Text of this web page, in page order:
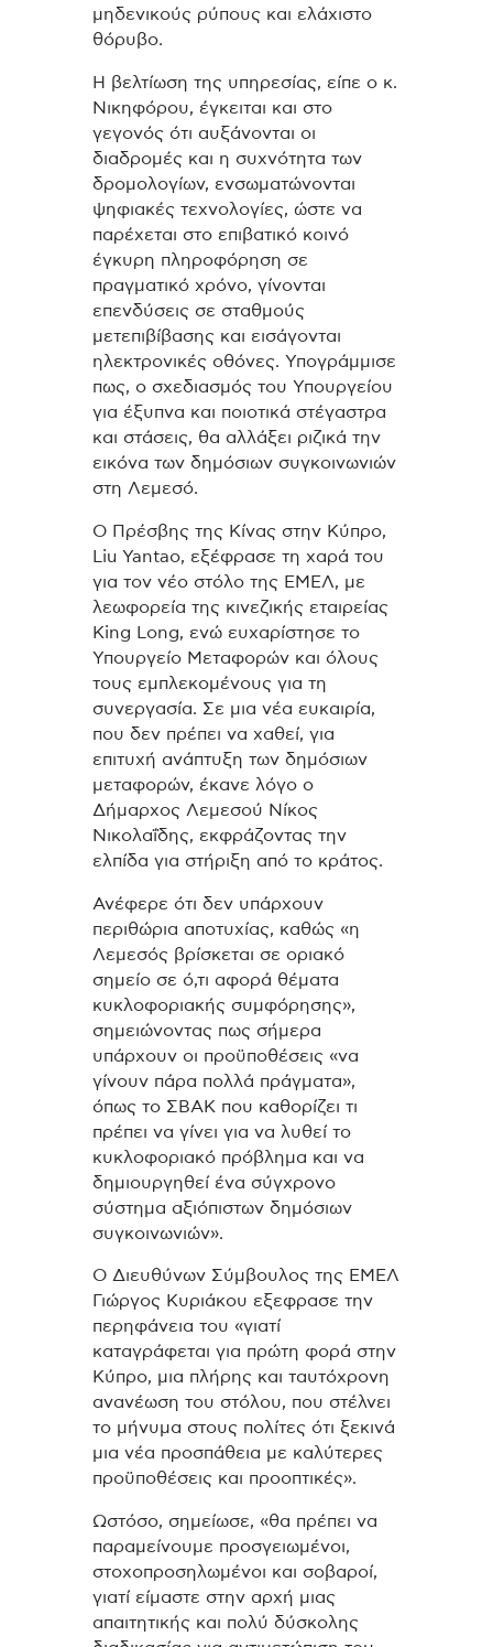
μηδενικούς ρύπους και ελάχιστο
θόρυβο.
Η βελτίωση της υπηρεσίας, είπε ο κ.
Νικηφόρου, έγκειται και στο
γεγονός ότι αυξάνονται οι
διαδρομές και η συχνότητα των
δρομολογίων, ενσωματώνονται
ψηφιακές τεχνολογίες, ώστε να
παρέχεται στο επιβατικό κοινό
έγκυρη πληροφόρηση σε
πραγματικό χρόνο, γίνονται
επενδύσεις σε σταθμούς
μετεπιβίβασης και εισάγονται
ηλεκτρονικές οθόνες. Υπογράμμισε
πως, ο σχεδιασμός του Υπουργείου
για έξυπνα και ποιοτικά στέγαστρα
και στάσεις, θα αλλάξει ριζικά την
εικόνα των δημόσιων συγκοινωνιών
στη Λεμεσό.
Ο Πρέσβης της Κίνας στην Κύπρο,
Liu Yantao, εξέφρασε τη χαρά του
για τον νέο στόλο της ΕΜΕΛ, με
λεωφορεία της κινεζικής εταιρείας
King Long, ενώ ευχαρίστησε το
Υπουργείο Μεταφορών και όλους
τους εμπλεκομένους για τη
συνεργασία. Σε μια νέα ευκαιρία,
που δεν πρέπει να χαθεί, για
επιτυχή ανάπτυξη των δημόσιων
μεταφορών, έκανε λόγο ο
Δήμαρχος Λεμεσού Νίκος
Νικολαΐδης, εκφράζοντας την
ελπίδα για στήριξη από το κράτος.
Ανέφερε ότι δεν υπάρχουν
περιθώρια αποτυχίας, καθώς «η
Λεμεσός βρίσκεται σε οριακό
σημείο σε ό,τι αφορά θέματα
κυκλοφοριακής συμφόρησης»,
σημειώνοντας πως σήμερα
υπάρχουν οι προϋποθέσεις «να
γίνουν πάρα πολλά πράγματα»,
όπως το ΣΒΑΚ που καθορίζει τι
πρέπει να γίνει για να λυθεί το
κυκλοφοριακό πρόβλημα και να
δημιουργηθεί ένα σύγχρονο
σύστημα αξιόπιστων δημόσιων
συγκοινωνιών».
Ο Διευθύνων Σύμβουλος της ΕΜΕΛ
Γιώργος Κυριάκου εξεφρασε την
περηφάνεια του «γιατί
καταγράφεται για πρώτη φορά στην
Κύπρο, μια πλήρης και ταυτόχρονη
ανανέωση του στόλου, που στέλνει
το μήνυμα στους πολίτες ότι ξεκινά
μια νέα προσπάθεια με καλύτερες
προϋποθέσεις και προοπτικές».
Ωστόσο, σημείωσε, «θα πρέπει να
παραμείνουμε προσγειωμένοι,
στοχοπροσηλωμένοι και σοβαροί,
γιατί είμαστε στην αρχή μιας
απαιτητικής και πολύ δύσκολης